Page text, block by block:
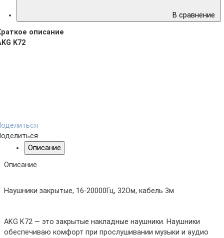
В сравнение
описание
K72
Описание
Описание
Наушники закрытые, 16-20000Гц, 32Ом, кабель 3м
AKG K72 — это закрытые накладные наушники. Наушники
обеспечиваю комфорт при прослушивании музыки и аудио